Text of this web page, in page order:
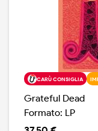
CARÙ CONSIGLIA
Grateful Dead
Formato: LP